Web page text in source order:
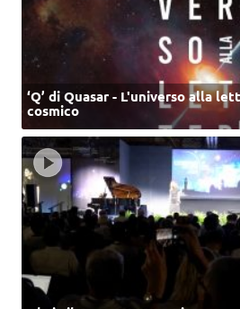
‘Q’ di Quasar - L'universo alla
cosmico